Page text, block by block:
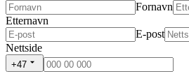
Fornavn
Etternavn
E-post
Nettside
+47